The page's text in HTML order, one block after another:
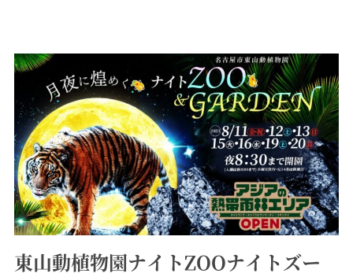
東山動植物園ナイトZOOナイトズー